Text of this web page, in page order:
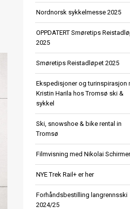
Nordnorsk sykkelmesse 2025
OPPDATERT Smøretips
2025
Smøretips Reistadløpet 2025
Ekspedisjoner og turinspirasjon
Kristin Harila hos Tromsø ski &
sykkel
Ski, snowshoe & bike rental in
Tromsø
Filmvisning med Nikolai Schirmer
NYE Trek Rail+ er her
Forhåndsbestilling langrennsski
2024/25